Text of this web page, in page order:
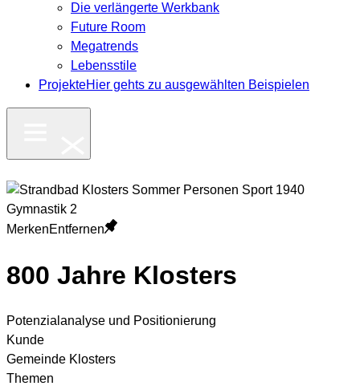
Die verlängerte Werkbank
Future Room
Megatrends
Lebensstile
ProjekteHier gehts zu ausgewählten Beispielen
MerkenEntfernen
800 Jahre Klosters
Potenzialanalyse und Positionierung
Kunde
Gemeinde Klosters
Themen